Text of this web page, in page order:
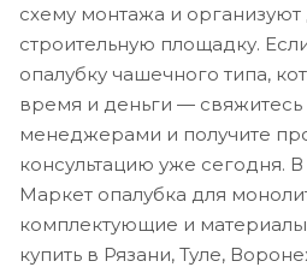
схему монтажа и
строительную площадку.
опалубку чашечного типа,
время и деньги —
менеджерами и получите
консультацию уже сегодня. В
Маркет опалубка для
комплектующие и
купить в Рязани, Туле,